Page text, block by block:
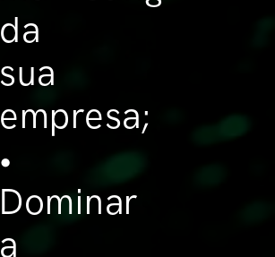
da
sua
empresa;
•
Dominar
a